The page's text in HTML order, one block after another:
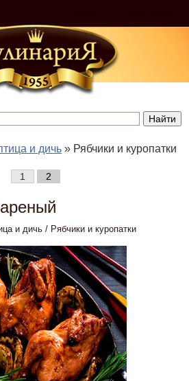
и дичь » Рябчики и куропатки
1 2
и дичь / Рябчики и куропатки